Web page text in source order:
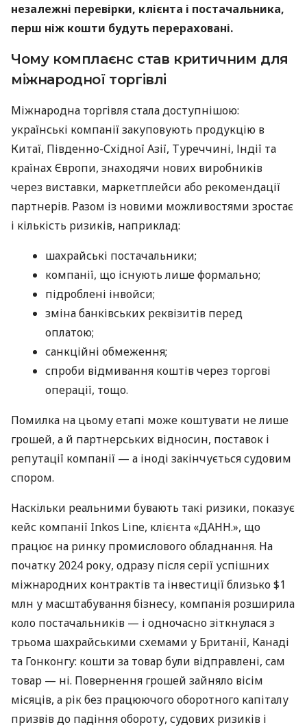
незалежні перевірки, клієнта і постачальника,
перш ніж кошти будуть перераховані.
Чому комплаєнс став критичним для
міжнародної торгівлі
Міжнародна торгівля стала доступнішою:
українські компанії закуповують продукцію в
Китаї, Південно-Східної Азії, Туреччині, Індії та
країнах Європи, знаходячи нових виробників
через виставки, маркетплейси або рекомендації
партнерів. Разом із новими можливостями зростає
і кількість ризиків, наприклад:
шахрайські постачальники;
компанії, що існують лише формально;
підроблені інвойси;
зміна банківських реквізитів перед
оплатою;
санкційні обмеження;
спроби відмивання коштів через торгові
операції, тощо.
Помилка на цьому етапі може коштувати не лише
грошей, а й партнерських відносин, поставок і
репутації компанії — а іноді закінчується судовим
спором.
Наскільки реальними бувають такі ризики, показує
кейс компанії Inkos Line, клієнта «ДАНН.», що
працює на ринку промислового обладнання. На
початку 2024 року, одразу після серії успішних
міжнародних контрактів та інвестиції близько $1
млн у масштабування бізнесу, компанія розширила
коло постачальників — і одночасно зіткнулася з
трьома шахрайськими схемами у Британії, Канаді
та Гонконгу: кошти за товар були відправлені, сам
товар — ні. Повернення грошей зайняло вісім
місяців, а рік без працюючого оборотного капіталу
призвів до падіння обороту, судових ризиків і